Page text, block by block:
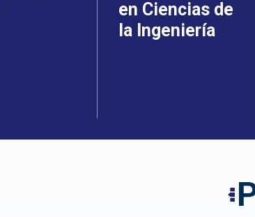
en Ciencias de
la Ingeniería